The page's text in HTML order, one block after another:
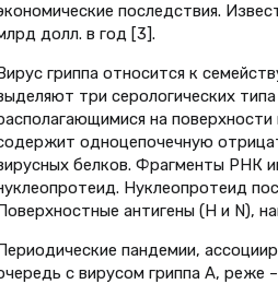
последствия.
долл. в год [3].
гриппа относится к
три серологических
на
одноцепочечную
белков. Фрагменты РНК
Нуклеопротеид
антигены (H и N),
пандемии,
с вирусом гриппа А, реже